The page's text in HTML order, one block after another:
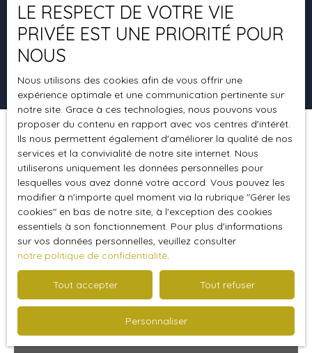
Surface min (m²)
Rechercher
Pertinence
Trier par Créer une alerte
376 900€
Vendu
LE RESPECT DE VOTRE VIE
PRIVÉE EST UNE PRIORITÉ POUR
NOUS
Nous utilisons des cookies afin de vous offrir une
expérience optimale et une communication pertinente sur
notre site. Grace à ces technologies, nous pouvons vous
proposer du contenu en rapport avec vos centres d'intérêt.
Ils nous permettent également d'améliorer la qualité de nos
services et la convivialité de notre site internet. Nous
utiliserons uniquement les données personnelles pour
lesquelles vous avez donné votre accord. Vous pouvez les
modifier à n'importe quel moment via la rubrique ″Gérer les
cookies″ en bas de notre site, à l'exception des cookies
essentiels à son fonctionnement. Pour plus d'informations
sur vos données personnelles, veuillez consulter
notre politique de confidentialité.
Tout accepter Tout refuser
Personnaliser